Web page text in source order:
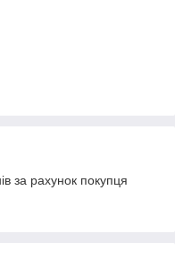
за рахунок покупця